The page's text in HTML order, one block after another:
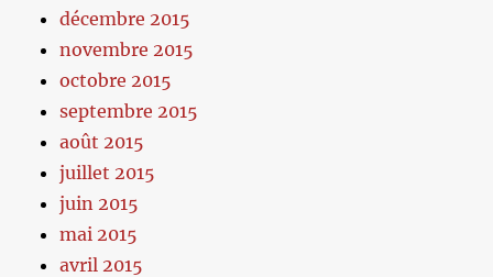
décembre 2015
novembre 2015
octobre 2015
septembre 2015
août 2015
juillet 2015
juin 2015
mai 2015
avril 2015